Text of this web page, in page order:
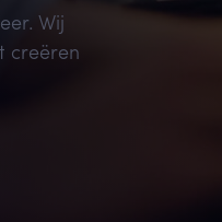
Wij
creëren